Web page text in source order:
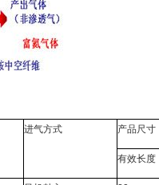
进气方式 产品尺寸
有效长度